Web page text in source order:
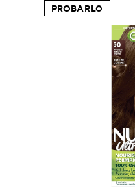
PROBARLO